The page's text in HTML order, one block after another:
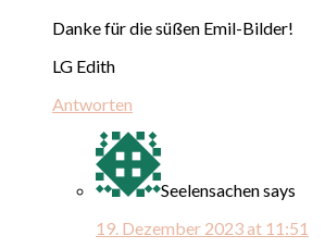
Danke für die süßen Emil-Bilder!
LG Edith
Antworten
Seelensachensays
19. Dezember 2023 at 11:51